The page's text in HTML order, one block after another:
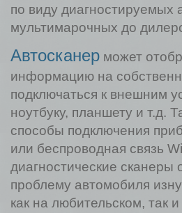
по виду диагностируемых
мультимарочных до
Автосканер может
информацию на
подключаться к внешним
ноутбуку, планшету и т.д.
способы подключения
или беспроводная связь
диагностические сканеры
проблему автомобиля
как на любительском, так